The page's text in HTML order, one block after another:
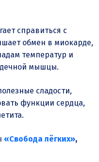
справиться с
обмен в миокарде,
температур и
мышцы.
сладости,
функции сердца,
«Свобода лёгких»,